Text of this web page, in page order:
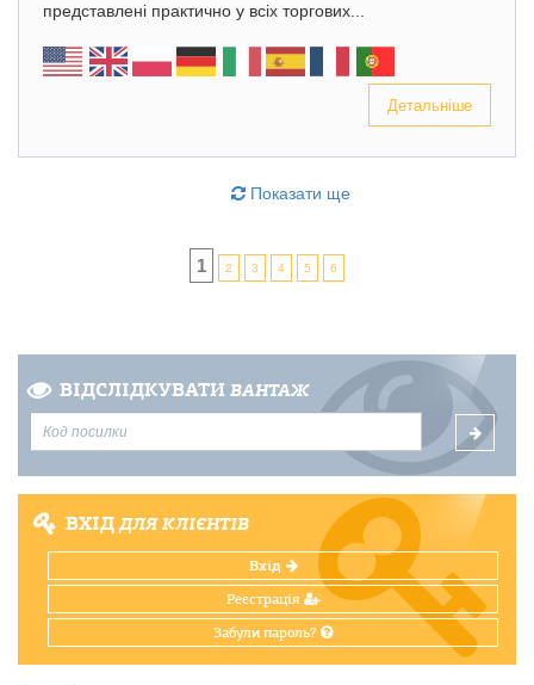
представлені практично у всіх торгових...
Детальніше
Показати ще
1 2 3 4 5 6
ВІДСЛІДКУВАТИ ВАНТАЖ
ВХІДДЛЯ КЛІЄНТІВ
Вхід
Реєстрація
Забули пароль?